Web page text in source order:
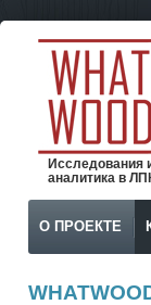
Исследования
аналитика в
О ПРОЕКТЕ